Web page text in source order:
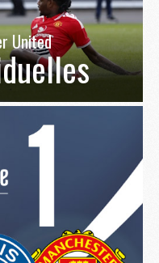
United